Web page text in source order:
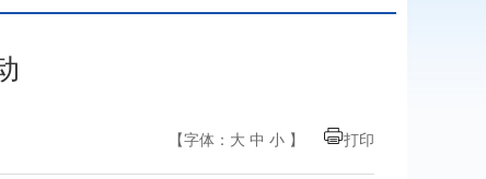
【字体： 大 中 小 】 打印